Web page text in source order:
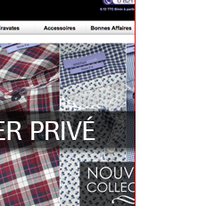
Week-end spa en automne : quel maillot de bain choisir ?
Pourquoi le costume sur mesure à Paris est un incontournable de l’élégance contemporaine ?
Anti chute cheveux homme : quelles solutions pour renforcer sa chevelure ?
9 septembre 2011